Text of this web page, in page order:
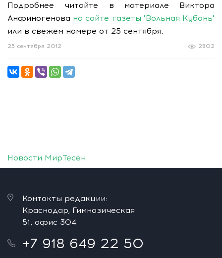
Подробнее читайте в материале Виктора
Анфиногенова на сайте газеты "Вольная Кубань"
или в свежем номере от 25 сентября.
2802
25 сентября 2012
Новости МирТесен
Контакты редакции:
Краснодар, Гимназическая
51, офис 304
+7 918 649 22 50